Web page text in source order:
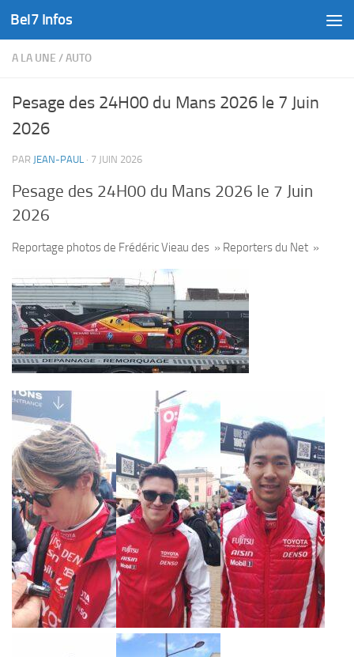
Skip to content
Bel7 Infos
A LA UNE /AUTO
Pesage des 24H00 du Mans 2026 le 7 Juin
2026
PAR JEAN-PAUL · 7 JUIN 2026
Pesage des 24H00 du Mans 2026 le 7 Juin
2026
Reportage photos de Frédéric Vieau des » Reporters du Net »